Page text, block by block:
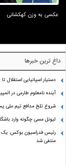
عکسی به وزن کهکشانی
داغ ترین خبرها
دستیار اسپانیایی استقلال
آینده نامعلوم طارمی در
شروع تلخ مدافع تیم ملی
لیونل مسی چگونه وارد
رئیس فدراسیون بوکس: یک
منتفی شد